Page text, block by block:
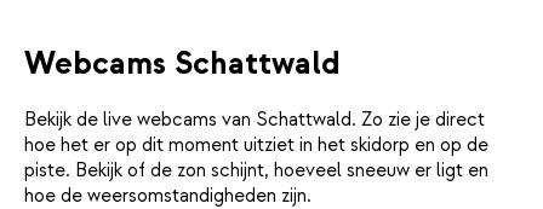
Webcams Schattwald
Bekijk de live webcams van Schattwald. Zo zie je direct
hoe het er op dit moment uitziet in het skidorp en op de
piste. Bekijk of de zon schijnt, hoeveel sneeuw er ligt en
hoe de weersomstandigheden zijn.